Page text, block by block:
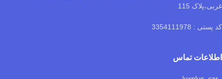
غربی،پلاک 115
کد پستی : 3354111978
اطلاعات تماس